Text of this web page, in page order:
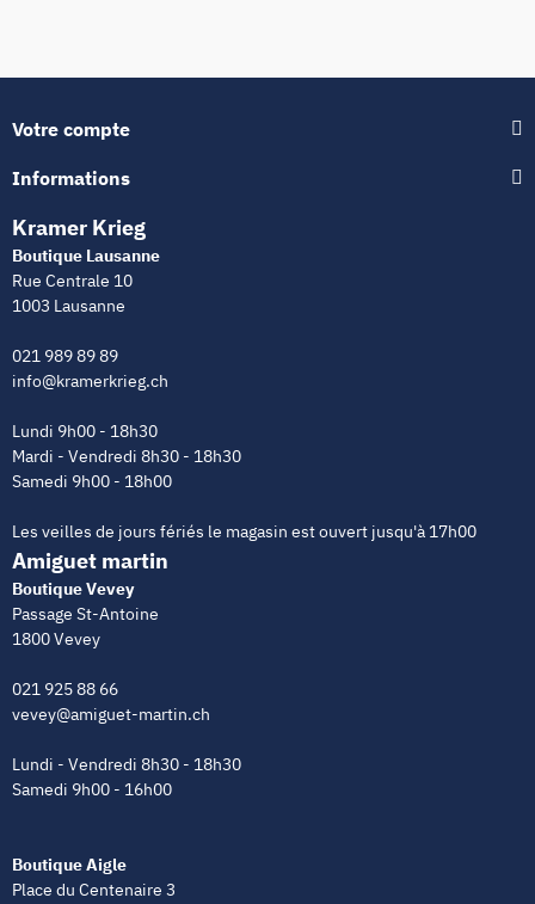
Votre compte
Informations
Kramer Krieg
Boutique Lausanne
Rue Centrale 10
1003 Lausanne
021 989 89 89
info@kramerkrieg.ch
Lundi 9h00 - 18h30
Mardi - Vendredi 8h30 - 18h30
Samedi 9h00 - 18h00
Les veilles de jours fériés le magasin est ouvert jusqu'à 17h00
Amiguet martin
Boutique Vevey
Passage St-Antoine
1800 Vevey
021 925 88 66
vevey@amiguet-martin.ch
Lundi - Vendredi 8h30 - 18h30
Samedi 9h00 - 16h00
Boutique Aigle
Place du Centenaire 3